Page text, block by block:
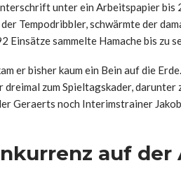
unter ein Arbeitspapier bis
Tempodribbler, schwärmte der
Einsätze sammelte Hamache bis zu
er bisher kaum ein Bein auf die
dreimal zum Spieltagskader,
Geraerts noch Interimstrainer
auf der